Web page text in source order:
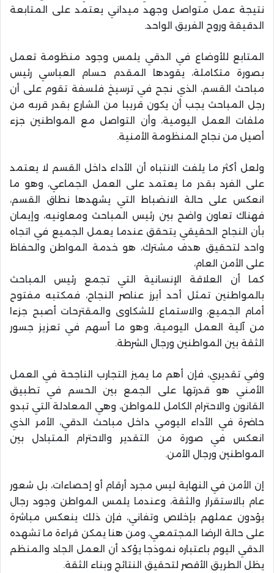
نتيجة عمل متواصل وجهد ميداني يعتمد على المتابعة
الدقيقة وروح الفريق الواحد.
المتابع للأوضاع في الدقي يلمس وجود منظومة تعمل
بصورة متكاملة، يقودها المقدم حسام العباسي رئيس
مباحث القسم، الذي نجح في ترسيخ فلسفة تقوم على أن
رجل المباحث يجب أن يكون قريبا من الشارع بقدر قربه من
ملفات العمل اليومية، وأن التواصل مع المواطنين جزء
أصيل من نجاح المنظومة الأمنية.
ولعل أكثر ما يلفت الانتباه أن الأداء داخل القسم لا يعتمد
على الفرد بقدر ما يعتمد على العمل الجماعي، وهو ما
انعكس على حالة الانضباط التي يشهدها نطاق القسم،
فهناك تعاون واضح بين رئيس المباحث ومعاونيه، وإيمان
بأن النجاح الحقيقي يتحقق عندما يعمل الجميع في اتجاه
واحد لتحقيق هدف مشترك، هو خدمة المواطن والحفاظ
على الأمن العام،
كما أن العلاقة الإنسانية التي تجمع رئيس المباحث
بالمواطنين تمثل أحد أبرز عناصر النجاح، فمكتبه مفتوح
أمام الجميع، والاستماع للشكاوى والمقترحات أصبح جزءا
من آلية العمل اليومية، وهو ما أسهم في تعزيز جسور
الثقة بين المواطنين ورجال الشرطة.
وفي تقديري، فإن أهم ما يميز التجارب الناجحة في العمل
الأمني هو قدرتها على الجمع بين الحسم في تطبيق
القانون والاحترام الكامل للمواطن، وهي المعادلة التي تبدو
حاضرة في الأداء اليومي داخل مباحث الدقي، الأمر الذي
انعكس في صورة من التقدير والاحترام المتبادل بين
المواطنين ورجال الأمن.
إن الأمن في النهاية ليس مجرد أرقام أو إحصاءات، بل شعور
عام بالاستقرار والثقة، وعندما يلمس المواطن وجود رجال
يؤدون عملهم بإخلاص وتفاني، فإن ذلك ينعكس مباشرة
على حالة الرضا المجتمعي، ومن هنا يمكن قراءة ما تشهده
الدقي اليوم باعتباره نموذجا يؤكد أن العمل الجاد والمنظم
يظل الطريق الأقصر لتحقيق النتائج وبناء الثقة.